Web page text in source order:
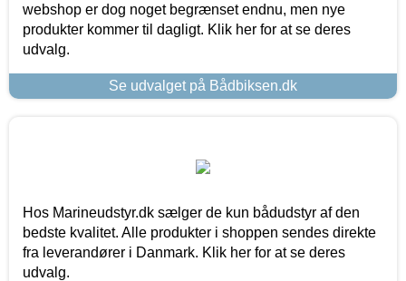
webshop er dog noget begrænset endnu, men nye
produkter kommer til dagligt. Klik her for at se deres
udvalg.
Se udvalget på Bådbiksen.dk
Hos Marineudstyr.dk sælger de kun bådudstyr af den
bedste kvalitet. Alle produkter i shoppen sendes direkte
fra leverandører i Danmark. Klik her for at se deres
udvalg.